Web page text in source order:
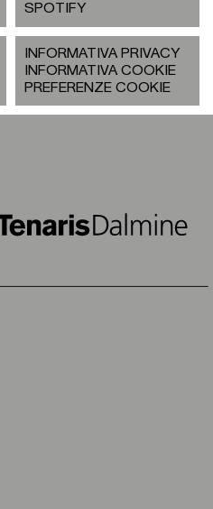
SPOTIFY
INFORMATIVA PRIVACY
INFORMATIVA COOKIE
PREFERENZE COOKIE